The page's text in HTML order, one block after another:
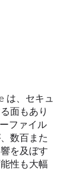
は、セキュ
面もあり
ファイル
数百また
を及ぼす
性も大幅